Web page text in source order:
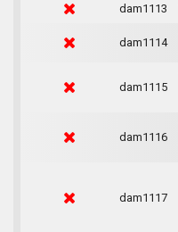
dam1113
dam1114
dam1115
dam1116
dam1117